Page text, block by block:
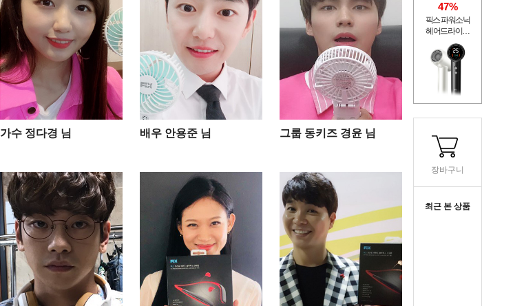
가수 정다경 님 배우 안용준 님 그룹 동키즈 경윤 님
47%
픽스 파워소닉
헤어드라이기
XHS-702
장바구니
최근 본 상품